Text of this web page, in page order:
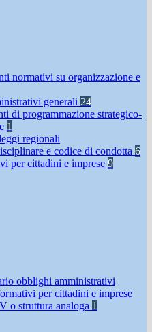
normativi su organizzazione e
generali 24
di programmazione strategico-
1
regionali
e codice di condotta 6
per cittadini e imprese 9
obblighi amministrativi
per cittadini e imprese
o struttura analoga 1